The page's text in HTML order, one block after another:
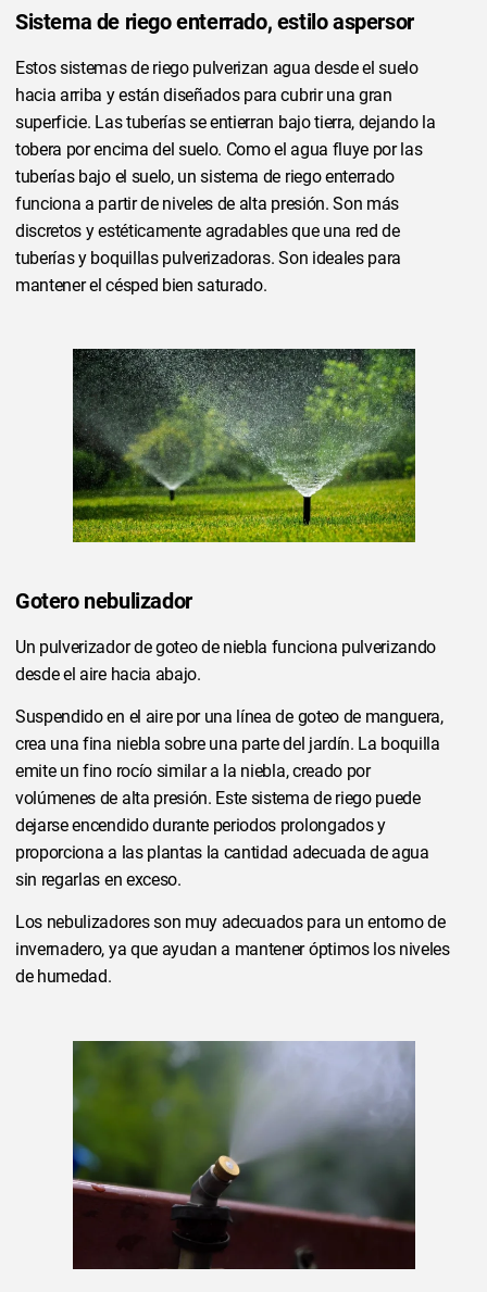
Sistema de riego enterrado, estilo aspersor
Estos sistemas de riego pulverizan agua desde el suelo
hacia arriba y están diseñados para cubrir una gran
superficie. Las tuberías se entierran bajo tierra, dejando la
tobera por encima del suelo. Como el agua fluye por las
tuberías bajo el suelo, un sistema de riego enterrado
funciona a partir de niveles de alta presión. Son más
discretos y estéticamente agradables que una red de
tuberías y boquillas pulverizadoras. Son ideales para
mantener el césped bien saturado.
Gotero nebulizador
Un pulverizador de goteo de niebla funciona pulverizando
desde el aire hacia abajo.
Suspendido en el aire por una línea de goteo de manguera,
crea una fina niebla sobre una parte del jardín. La boquilla
emite un fino rocío similar a la niebla, creado por
volúmenes de alta presión. Este sistema de riego puede
dejarse encendido durante periodos prolongados y
proporciona a las plantas la cantidad adecuada de agua
sin regarlas en exceso.
Los nebulizadores son muy adecuados para un entorno de
invernadero, ya que ayudan a mantener óptimos los niveles
de humedad.